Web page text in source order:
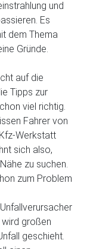
und
Es
dem Thema
Gründe.
auf die
Tipps zur
viel richtig.
Fahrer von
Werkstatt
sich also,
zu suchen.
zum Problem
großen
geschieht.